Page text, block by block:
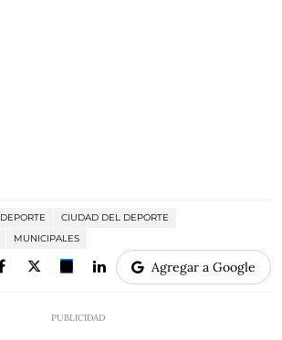
DEPORTE
CIUDAD DEL DEPORTE
MUNICIPALES
Agregar a Google